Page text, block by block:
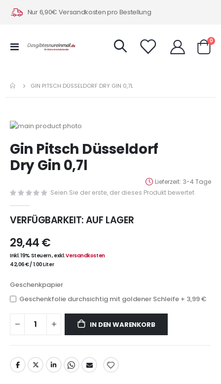
Nur 6,90€ Versandkosten pro Bestellung
Navigation
0
GIN PITSCH DÜSSELDORF DRY GIN 0,7L
Zum
der
Bildergalerie
springen
Anfang
der
Bildergalerie
Gin Pitsch Düsseldorf
Dry Gin 0,7l
Lieferzeit 3-4 Tage
Seien Sie der erste, der dieses Produkt bewertet
VERFÜGBARKEIT:AUF LAGER
29,44 €
Inkl. 19% Steuern,exkl.Versandkosten
42,06 €/1.00 Liter
Geschenkpapier
Geschenkfolie durchsichtig mit goldener Schleife + 3,99 €
IN DEN WARENKORB